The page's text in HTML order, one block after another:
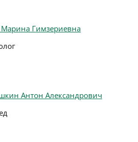
Марина Гимзериевна
Антон Александрович